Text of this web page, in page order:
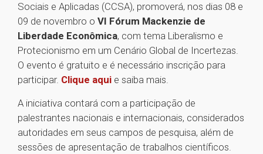
Sociais e Aplicadas (CCSA), promoverá, nos dias 08 e
09 de novembro o VI Fórum Mackenzie de
Liberdade Econômica, com tema Liberalismo e
Protecionismo em um Cenário Global de Incertezas.
O evento é gratuito e é necessário inscrição para
participar. Clique aqui e saiba mais.
A iniciativa contará com a participação de
palestrantes nacionais e internacionais, considerados
autoridades em seus campos de pesquisa, além de
sessões de apresentação de trabalhos científicos.